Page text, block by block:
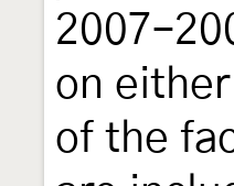
on either
of the